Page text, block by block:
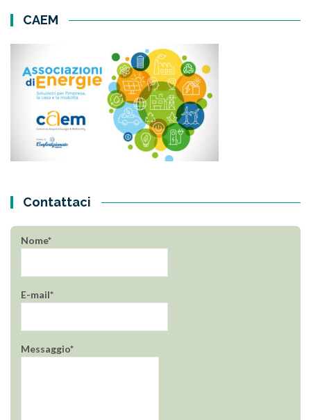
CAEM
Contattaci
Nome*
E-mail*
Messaggio*